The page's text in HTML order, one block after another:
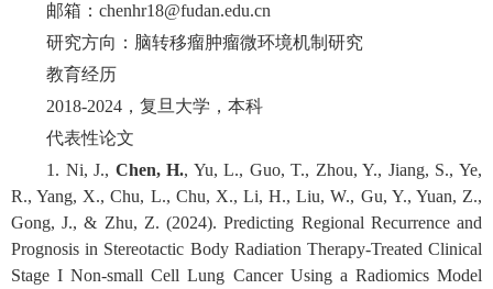
邮箱：chenhr18@fudan.edu.cn
研究方向：脑转移瘤肿瘤微环境机制研究
教育经历
2018-2024，复旦大学，本科
代表性论文
1. Ni, J., Chen, H., Yu, L., Guo, T., Zhou, Y., Jiang, S., Ye,
R., Yang, X., Chu, L., Chu, X., Li, H., Liu, W., Gu, Y., Yuan, Z.,
Gong, J., & Zhu, Z. (2024). Predicting Regional Recurrence and
Prognosis in Stereotactic Body Radiation Therapy-Treated Clinical
Stage I Non-small Cell Lung Cancer Using a Radiomics Model